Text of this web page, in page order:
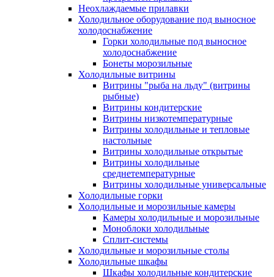
Неохлаждаемые прилавки
Холодильное оборудование под выносное
холодоснабжение
Горки холодильные под выносное
холодоснабжение
Бонеты морозильные
Холодильные витрины
Витрины "рыба на льду" (витрины
рыбные)
Витрины кондитерские
Витрины низкотемпературные
Витрины холодильные и тепловые
настольные
Витрины холодильные открытые
Витрины холодильные
среднетемпературные
Витрины холодильные универсальные
Холодильные горки
Холодильные и морозильные камеры
Камеры холодильные и морозильные
Моноблоки холодильные
Сплит-системы
Холодильные и морозильные столы
Холодильные шкафы
Шкафы холодильные кондитерские